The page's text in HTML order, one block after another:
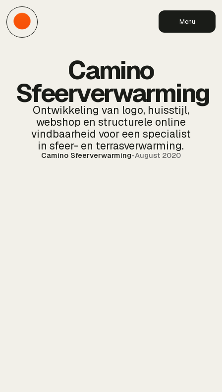
Menu
Camino
Sfeerverwarming
Ontwikkeling van logo, huisstijl,
webshop en structurele online
vindbaarheid voor een specialist
in sfeer- en terrasverwarming.
Camino Sfeerverwarming-August 2020